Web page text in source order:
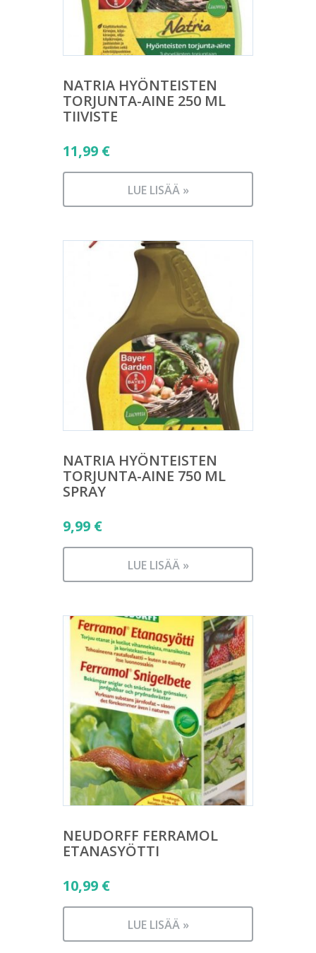
NATRIA HYÖNTEISTEN
TORJUNTA-AINE 250 ML
TIIVISTE
11,99 €
LUE LISÄÄ »
NATRIA HYÖNTEISTEN
TORJUNTA-AINE 750 ML
SPRAY
9,99 €
LUE LISÄÄ »
NEUDORFF FERRAMOL
ETANASYÖTTI
10,99 €
LUE LISÄÄ »